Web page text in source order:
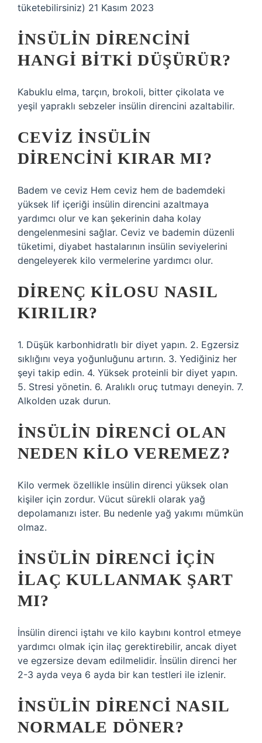
tüketebilirsiniz) 21 Kasım 2023
İNSÜLIN DIRENCINI
HANGI BITKI DÜŞÜRÜR?
Kabuklu elma, tarçın, brokoli, bitter çikolata ve
yeşil yapraklı sebzeler insülin direncini azaltabilir.
CEVIZ INSÜLIN
DIRENCINI KIRAR MI?
Badem ve ceviz Hem ceviz hem de bademdeki
yüksek lif içeriği insülin direncini azaltmaya
yardımcı olur ve kan şekerinin daha kolay
dengelenmesini sağlar. Ceviz ve bademin düzenli
tüketimi, diyabet hastalarının insülin seviyelerini
dengeleyerek kilo vermelerine yardımcı olur.
DIRENÇ KILOSU NASIL
KIRILIR?
1. Düşük karbonhidratlı bir diyet yapın. 2. Egzersiz
sıklığını veya yoğunluğunu artırın. 3. Yediğiniz her
şeyi takip edin. 4. Yüksek proteinli bir diyet yapın.
5. Stresi yönetin. 6. Aralıklı oruç tutmayı deneyin. 7.
Alkolden uzak durun.
İNSÜLIN DIRENCI OLAN
NEDEN KILO VEREMEZ?
Kilo vermek özellikle insülin direnci yüksek olan
kişiler için zordur. Vücut sürekli olarak yağ
depolamanızı ister. Bu nedenle yağ yakımı mümkün
olmaz.
İNSÜLIN DIRENCI IÇIN
ILAÇ KULLANMAK ŞART
MI?
İnsülin direnci iştahı ve kilo kaybını kontrol etmeye
yardımcı olmak için ilaç gerektirebilir, ancak diyet
ve egzersize devam edilmelidir. İnsülin direnci her
2-3 ayda veya 6 ayda bir kan testleri ile izlenir.
İNSÜLIN DIRENCI NASIL
NORMALE DÖNER?